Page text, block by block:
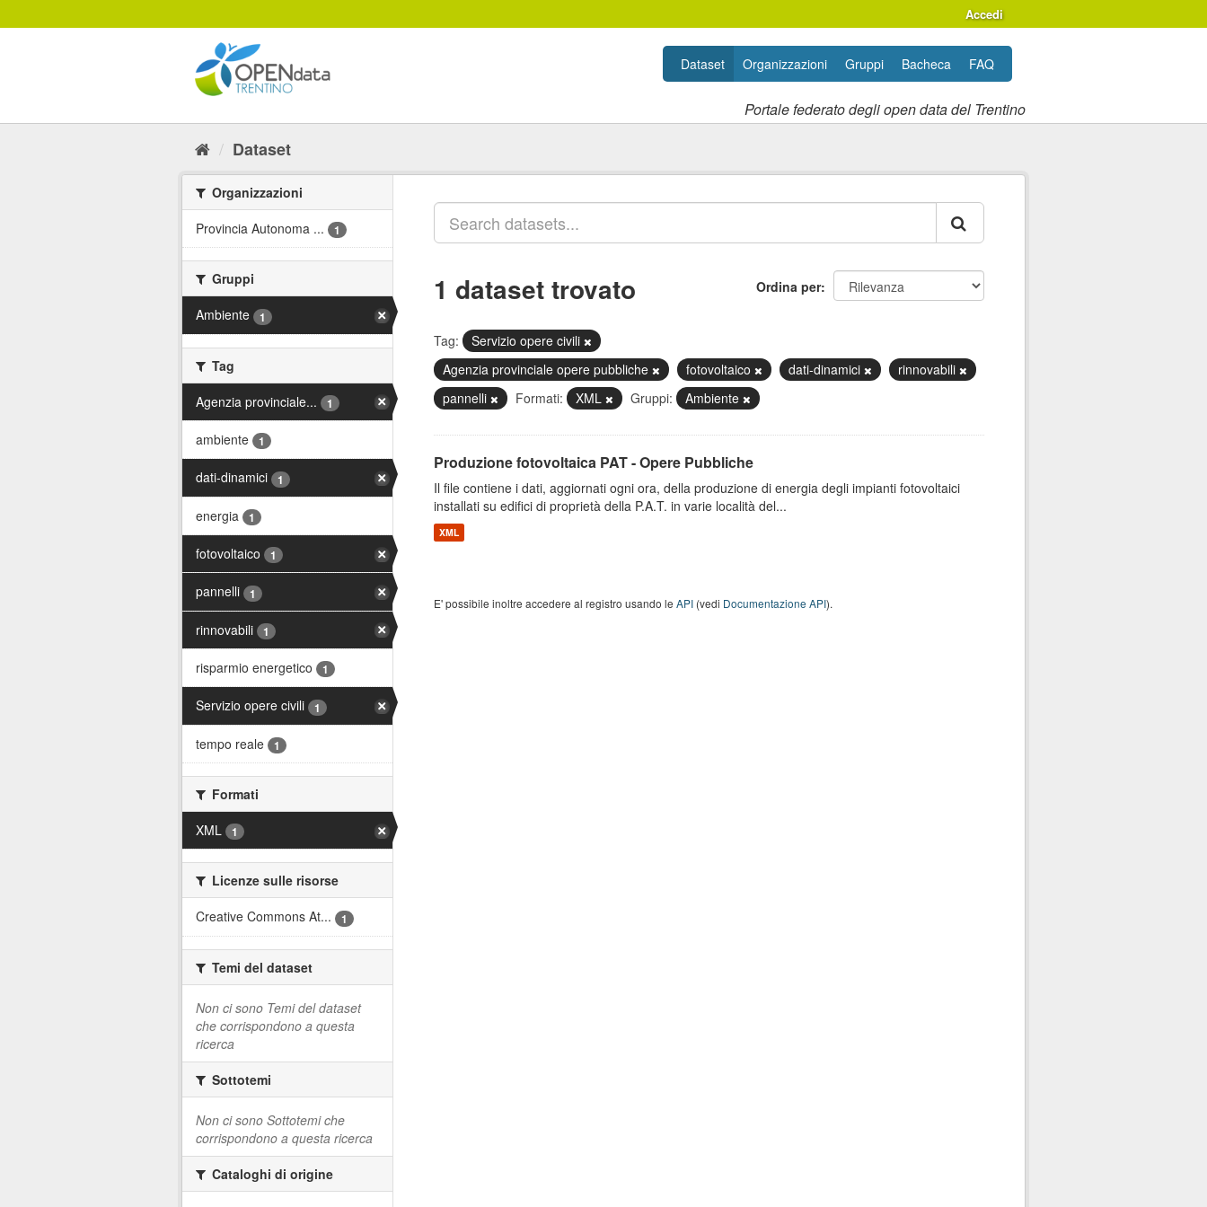
al
Accedi
Portale federato degli open data del Trentino
Dataset Organizzazioni Gruppi Bacheca FAQ
Dataset
Organizzazioni
Provincia Autonoma ...
1
Gruppi
Ambiente
1
Tag
Agenzia provinciale...
1
ambiente 1
dati-dinamici 1
energia 1
fotovoltaico 1
pannelli 1
rinnovabili 1
risparmio energetico 1
Servizio opere civili 1
tempo reale 1
Formati
XML
1
Licenze sulle risorse
Creative Commons At...
1
Temi del dataset
Non ci sono Temi del dataset
che corrispondono a questa
ricerca
Sottotemi
Non ci sono Sottotemi che
corrispondono a questa ricerca
Cataloghi di origine
Ordina per
1 dataset trovato
Tag:
Servizio opere civili
Agenzia provinciale opere pubbliche
fotovoltaico dati-dinamici
rinnovabili
pannelli
Formati: XML Gruppi: Ambiente
Produzione fotovoltaica PAT - Opere Pubbliche
Il file contiene i dati, aggiornati ogni ora, della produzione di energia degli impianti fotovoltaici
installati su edifici di proprietà della P.A.T. in varie località del...
XML
E' possibile inoltre accedere al registro usando le API(vedi Documentazione API).